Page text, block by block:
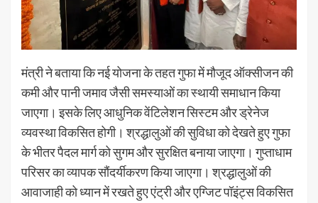
मंत्री ने बताया कि नई योजना के तहत गुफा में मौजूद ऑक्सीजन की
कमी और पानी जमाव जैसी समस्याओं का स्थायी समाधान किया
जाएगा। इसके लिए आधुनिक वेंटिलेशन सिस्टम और ड्रेनेज
व्यवस्था विकसित होगी। श्रद्धालुओं की सुविधा को देखते हुए गुफा
के भीतर पैदल मार्ग को सुगम और सुरक्षित बनाया जाएगा। गुप्ताधाम
परिसर का व्यापक सौंदर्यीकरण किया जाएगा। श्रद्धालुओं की
आवाजाही को ध्यान में रखते हुए एंट्री और एग्जिट पॉइंट्स विकसित